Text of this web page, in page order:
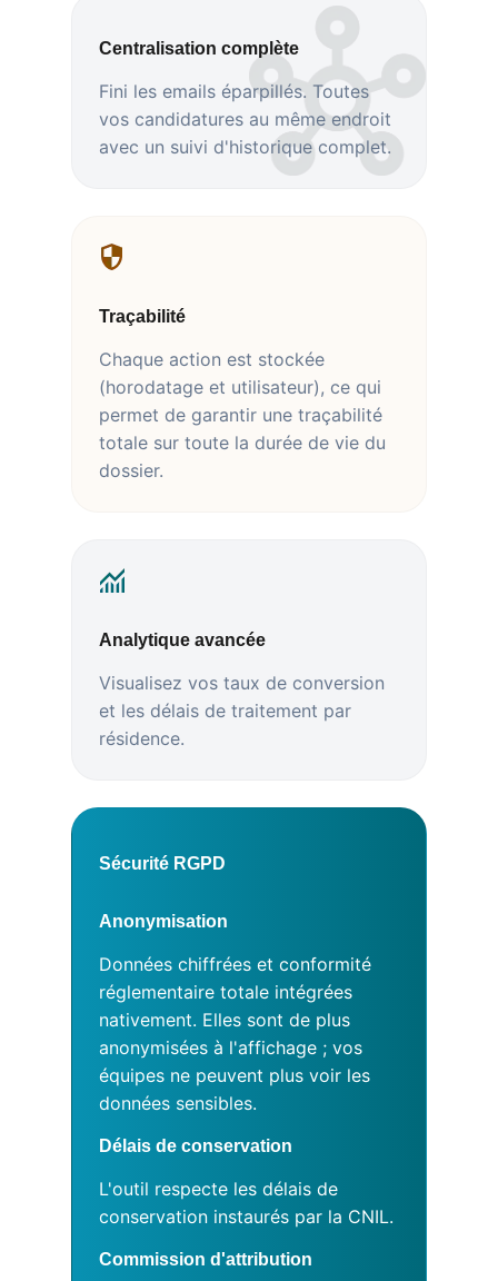
Centralisation complète
Fini les emails éparpillés. Toutes
vos candidatures au même endroit
avec un suivi d'historique complet.
Traçabilité
Chaque action est stockée
(horodatage et utilisateur), ce qui
permet de garantir une traçabilité
totale sur toute la durée de vie du
dossier.
Analytique avancée
Visualisez vos taux de conversion
et les délais de traitement par
résidence.
Sécurité RGPD
Anonymisation
Données chiffrées et conformité
réglementaire totale intégrées
nativement. Elles sont de plus
anonymisées à l'affichage ; vos
équipes ne peuvent plus voir les
données sensibles.
Délais de conservation
L'outil respecte les délais de
conservation instaurés par la CNIL.
Commission d'attribution